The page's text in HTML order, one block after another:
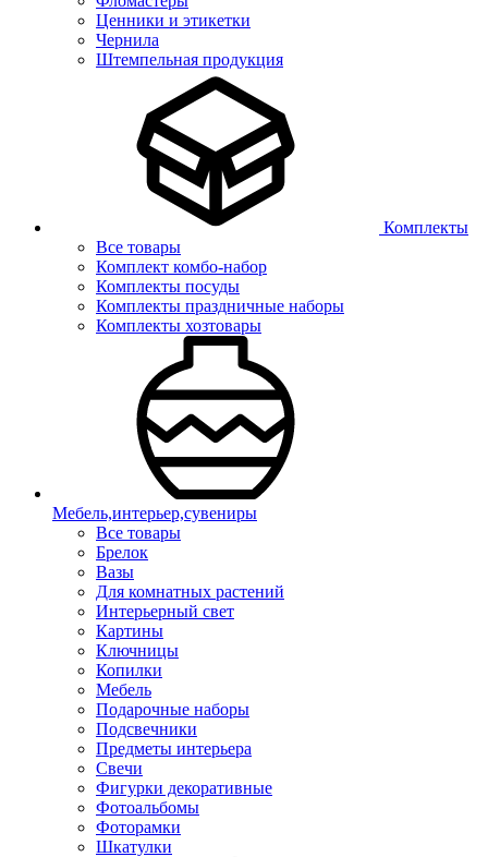
Ценники и этикетки
Чернила
Штемпельная продукция
Комплекты
Все товары
Комплект комбо-набор
Комплекты посуды
Комплекты праздничные наборы
Комплекты хозтовары
Мебель,интерьер,сувениры
Все товары
Брелок
Вазы
Для комнатных растений
Интерьерный свет
Картины
Ключницы
Копилки
Мебель
Подарочные наборы
Подсвечники
Предметы интерьера
Свечи
Фигурки декоративные
Фотоальбомы
Фоторамки
Шкатулки